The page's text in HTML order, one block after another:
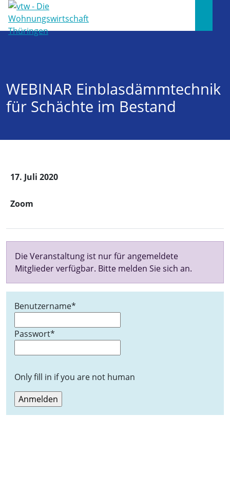
WEBINAR Einblasdämmtechnik
für Schächte im Bestand
17. Juli 2020
Zoom
Die Veranstaltung ist nur für angemeldete
Mitglieder verfügbar. Bitte melden Sie sich an.
Benutzername*
Passwort*
Only fill in if you are not human